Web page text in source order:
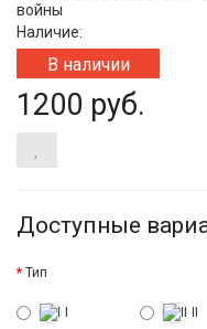
войны
Наличие:
В наличии
1200 руб.
Доступные
Тип